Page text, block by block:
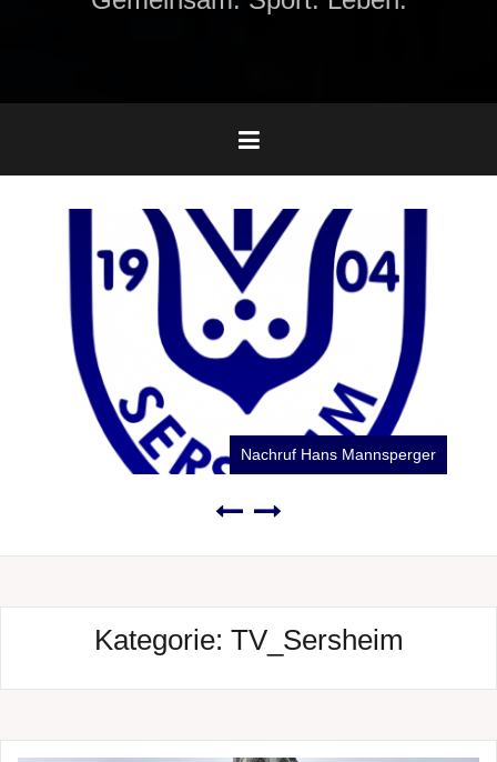
Nachruf Hans Mannsperger
Kategorie: TV_Sersheim